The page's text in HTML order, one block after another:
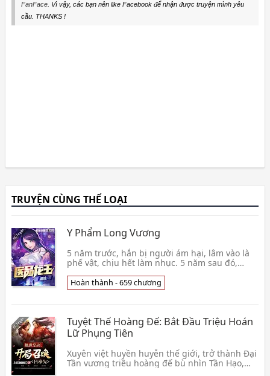
FanFace. Vì vậy, các bạn nên like Facebook để nhận được truyện mình yêu
cầu. THANKS !
TRUYỆN CÙNG THỂ LOẠI
Y Phẩm Long Vương
5 năm trước, hắn bị người ám hại, lâm vào là
phế vật, chịu hết làm nhục. 5 năm sau đó,
những c👦 Tiêu Minh
Hoàn thành - 659 chương
Tuyệt Thế Hoàng Đế: Bắt Đầu Triệu Hoán
Lữ Phụng Tiên
Xuyên việt huyền huyễn thế giới, trở thành Đại
Tần vương triều hoàng đế bù nhìn Tần Hạo,